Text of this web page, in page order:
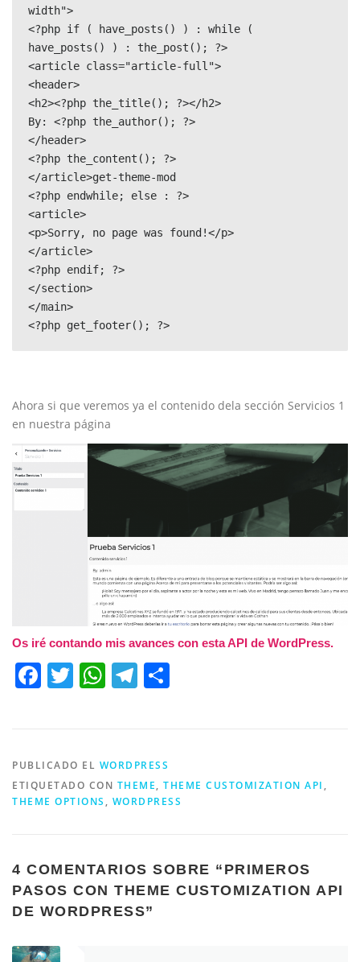
width">
<?php if ( have_posts() ) : while (
have_posts() ) : the_post(); ?>
<article class="article-full">
<header>
<h2><?php the_title(); ?></h2>
By: <?php the_author(); ?>
</header>
<?php the_content(); ?>
</article>get-theme-mod
<?php endwhile; else : ?>
<article>
<p>Sorry, no page was found!</p>
</article>
<?php endif; ?>
</section>
</main>
<?php get_footer(); ?>
Ahora si que veremos ya el contenido dela sección Servicios 1
en nuestra página
Os iré contando mis avances con esta API de WordPress.
Facebook
Twitter
WhatsApp
Telegram
PUBLICADO EL WORDPRESS
ETIQUETADO CON THEME, THEME CUSTOMIZATION API ,
THEME OPTIONS , WORDPRESS
4 COMENTARIOS SOBRE “ PRIMEROS
PASOS CON THEME CUSTOMIZATION API
DE WORDPRESS”